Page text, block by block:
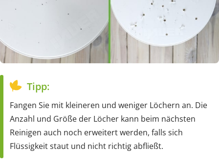
Tipp:
Fangen Sie mit kleineren und weniger Löchern an. Die
Anzahl und Größe der Löcher kann beim nächsten
Reinigen auch noch erweitert werden, falls sich
Flüssigkeit staut und nicht richtig abfließt.